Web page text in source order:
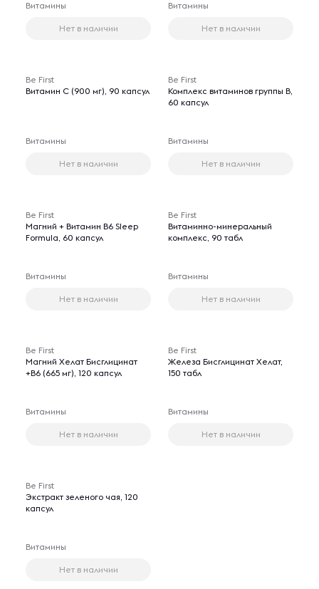
Витамины
Нет в наличии
Витамины
Нет в наличии
Be First
Витамин С (900 мг), 90 капсул
Витамины
Нет в наличии
Be First
Комплекс витаминов группы B,
60 капсул
Витамины
Нет в наличии
Be First
Магний + Витамин В6 Sleep
Formula, 60 капсул
Витамины
Нет в наличии
Be First
Витаминно-минеральный
комплекс, 90 табл
Витамины
Нет в наличии
Be First
Магний Хелат Бисглицинат
+В6 (665 мг), 120 капсул
Витамины
Нет в наличии
Be First
Железа Бисглицинат Хелат,
150 табл
Витамины
Нет в наличии
Be First
Экстракт зеленого чая, 120
капсул
Витамины
Нет в наличии